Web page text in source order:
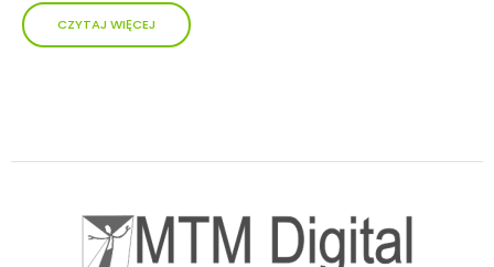
CZYTAJ WIĘCEJ